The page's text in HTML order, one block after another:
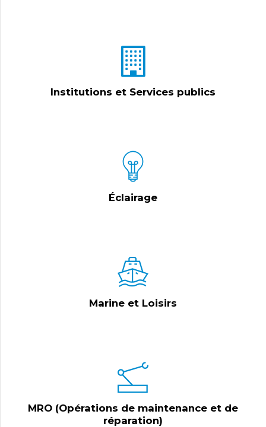
Institutions et Services publics
Éclairage
Marine et Loisirs
MRO (Opérations de maintenance et de
réparation)